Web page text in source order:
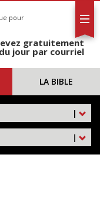
pour
gratuitement
jour par courriel
LA BIBLE
|
|